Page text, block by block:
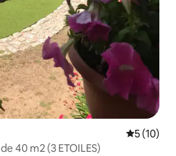
5 (10)
MINI-VILLA 1 individuelle de 40 m2 (3 ETOILES)